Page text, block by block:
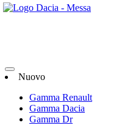
Nuovo
Gamma Renault
Gamma Dacia
Gamma Dr